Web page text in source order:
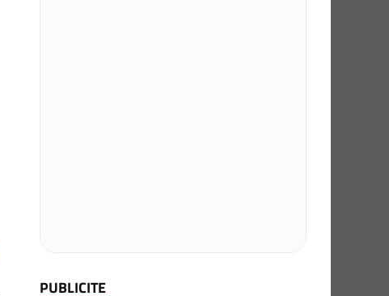
PUBLICITE